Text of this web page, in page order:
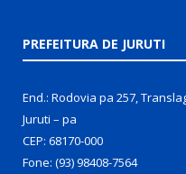
PREFEITURA DE JURUTI
End.: Rodovia pa 257,
Juruti – pa
CEP: 68170-000
Fone: (93) 98408-7564